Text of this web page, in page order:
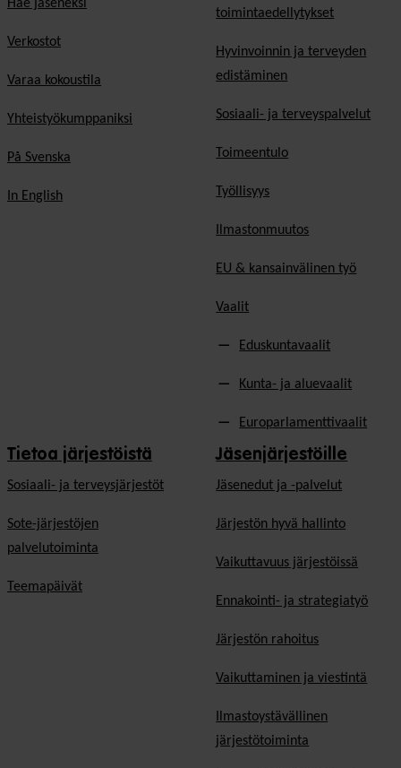
Hae jäseneksi
Verkostot
Varaa kokoustila
Yhteistyökumppaniksi
På Svenska
In English
toimintaedellytykset
Hyvinvoinnin ja terveyden
edistäminen
Sosiaali- ja terveyspalvelut
Toimeentulo
Työllisyys
Ilmastonmuutos
EU & kansainvälinen työ
Vaalit
Eduskuntavaalit
Kunta- ja aluevaalit
Europarlamenttivaalit
Tietoa järjestöistä
Sosiaali- ja terveysjärjestöt
Sote-järjestöjen
palvelutoiminta
Teemapäivät
Jäsenjärjestöille
Jäsen­edut ja -palvelut
Järjestön hyvä hallinto
Vaikuttavuus järjestöissä
Ennakointi- ja strategiatyö
Järjestön rahoitus
Vaikuttaminen ja viestintä
Ilmastoystävällinen
järjestötoiminta